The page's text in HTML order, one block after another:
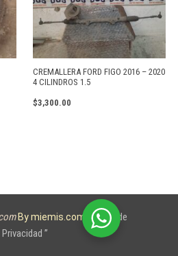
CREMALLERA FORD FIGO 2016 – 2020
4 CILINDROS 1.5
$3,300.00
By miemis.com
Aviso de
Privacidad